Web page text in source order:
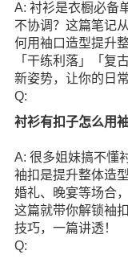
A: 衬衫是衣橱必备
不协调？这篇笔记
何用袖口造型提升
「干练利落」「复
新姿势，让你的日
Q:
衬衫有扣子怎么用
A: 很多姐妹搞不懂
袖扣是提升整体造
婚礼、晚宴等场合
这篇就带你解锁袖
技巧，一篇讲透！
Q: